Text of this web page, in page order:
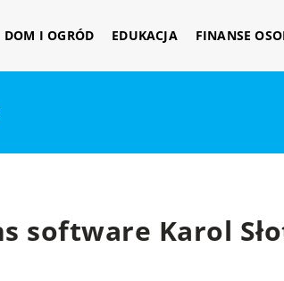
DOM I OGRÓD EDUKACJA FINANSE
software Karol